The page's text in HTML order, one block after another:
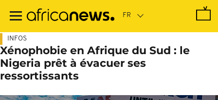
contenu
INFOS
Xénophobie en Afrique du Sud : le
Nigeria prêt à évacuer ses
ressortissants